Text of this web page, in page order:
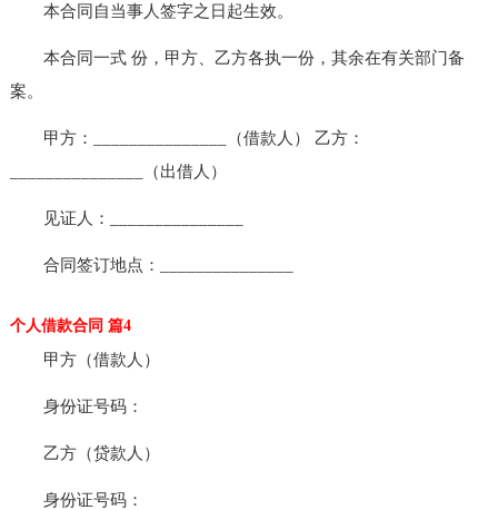
本合同自当事人签字之日起生效。
本合同一式 份，甲方、乙方各执一份，其余在有关部门备
案。
甲方：_______________（借款人） 乙方：
_______________（出借人）
见证人：_______________
合同签订地点：_______________
个人借款合同 篇4
甲方（借款人）
身份证号码：
乙方（贷款人）
身份证号码：